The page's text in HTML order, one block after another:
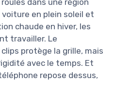
dans une région
en plein soleil et
chaude en hiver, les
travailler. Le
protège la grille, mais
avec le temps. Et
repose dessus,